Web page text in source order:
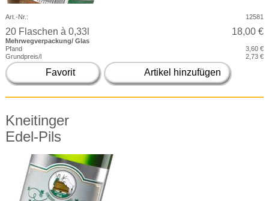
Art.-Nr.: 12581
20 Flaschen à 0,33l 18,00 €
Mehrwegverpackung/ Glas
Pfand
3,60 €
Grundpreis/l
2,73 €
Favorit Artikel hinzufügen
Kneitinger
Edel-Pils